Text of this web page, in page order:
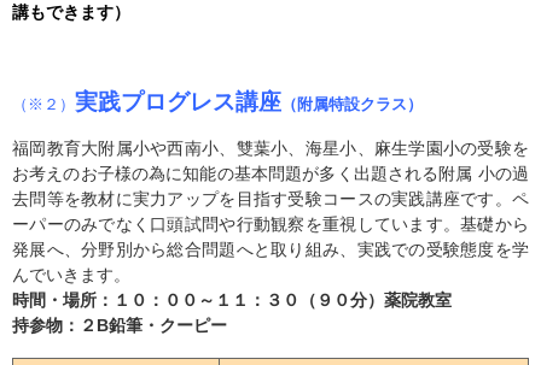
講もできます）
（※２） 実践プログレス講座 （附属特設クラス）
福岡教育大附属小や西南小、雙葉小、海星小、麻生学園小の受験を
お考えのお子様の為に知能の基本問題が多く出題される附属 小の過
去問等を教材に実力アップを目指す受験コースの実践講座です。ペ
ーパーのみでなく口頭試問や行動観察を重視しています。基礎から
発展へ、分野別から総合問題へと取り組み、実践での受験態度を学
んでいきます。
時間・場所：１０：００～１１：３０（９０分）薬院教室
持参物：２B鉛筆・クーピー